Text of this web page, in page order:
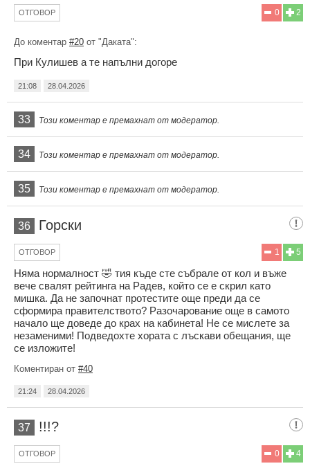
2
0
ОТГОВОР
До коментар #20 от "Даката":
При Кулишев а те напълни догоре
21:08 28.04.2026
33 Този коментар е премахнат от модератор.
34 Този коментар е премахнат от модератор.
35 Този коментар е премахнат от модератор.
36 Горски
5
1
ОТГОВОР
Няма нормалност 🤣 тия къде сте събрале от кол и въже
вече свалят рейтинга на Радев, който се е скрил като
мишка. Да не започнат протестите още преди да се
сформира правителството? Разочарование още в самото
начало ще доведе до крах на кабинета! Не се мислете за
незаменими! Подведохте хората с лъскави обещания, ще
се изложите!
Коментиран от #40
21:24 28.04.2026
37 !!!?
4
0
ОТГОВОР